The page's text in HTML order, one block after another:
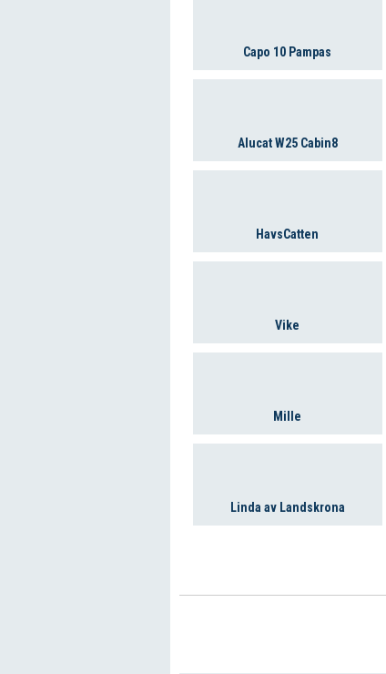
Capo 10 Pampas
Alucat W25 Cabin8
HavsCatten
Vike
Mille
Linda av Landskrona